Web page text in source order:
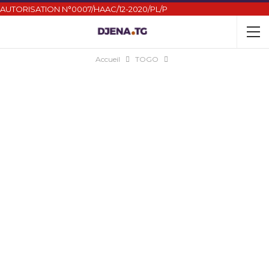
AUTORISATION N°0007/HAAC/12-2020/PL/P
Accueil TOGO